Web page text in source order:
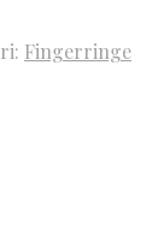
Fingerringe